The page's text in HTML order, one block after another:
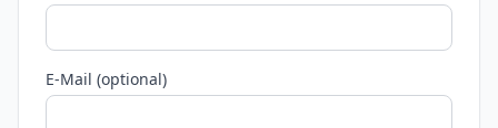
E-Mail (optional)